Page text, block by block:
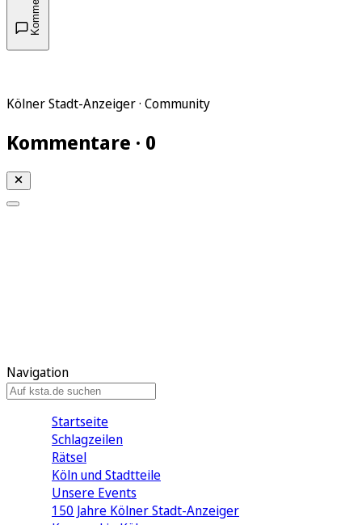
Kölner Stadt-Anzeiger · Community
Kommentare · 0
Navigation
Startseite
Schlagzeilen
Rätsel
Köln und Stadtteile
Unsere Events
150 Jahre Kölner Stadt-Anzeiger